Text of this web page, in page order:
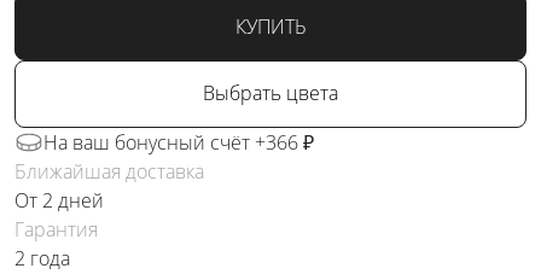
КУПИТЬ
Выбрать цвета
На ваш бонусный счёт +366 ₽
Ближайшая доставка
От 2 дней
Гарантия
2 года